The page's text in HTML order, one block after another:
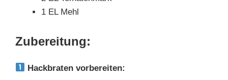
1 EL Mehl
Zubereitung:
Hackbraten vorbereiten: